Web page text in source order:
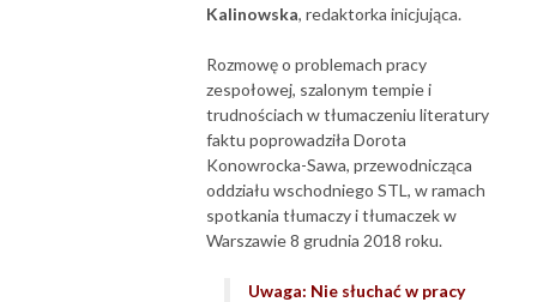
Kalinowska, redaktorka inicjująca.
Rozmowę o problemach pracy
zespołowej, szalonym tempie i
trudnościach w tłumaczeniu literatury
faktu poprowadziła Dorota
Konowrocka-Sawa, przewodnicząca
oddziału wschodniego STL, w ramach
spotkania tłumaczy i tłumaczek w
Warszawie 8 grudnia 2018 roku.
Uwaga: Nie słuchać w pracy